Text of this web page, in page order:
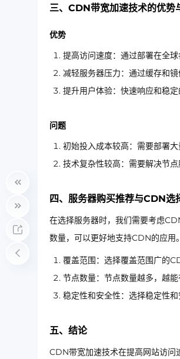
三、CDN带宽加速技术的优势
优势
提高访问速度：通过部署在全
减轻服务器压力：通过缓存和
提升用户体验：快速响应和稳
问题
初始投入成本较高：需要部署
技术复杂性较高：需要解决节
四、服务器购买推荐与CDN选
在选择服务器时，我们需要考虑
数量，可以更好地支持CDN的应用
覆盖范围：选择覆盖范围广的
节点数量：节点数量越多，越
稳定性和安全性：选择稳定性
五、结论
CDN带宽加速技术在提高网站访问